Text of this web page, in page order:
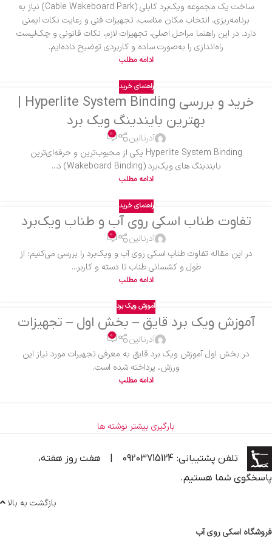
ساخت یک مجموعه ویک‌برد کابلی (Cable Wakeboard Park) نیاز به
برنامه‌ریزی، انتخاب مکان مناسب، تجهیزات فنی و رعایت نکات ایمنی
دارد. در این راهنما مراحل اصلی، تجهیزات لازم، نکات قانونی و چک‌لیست
راه‌اندازی را به‌صورت ساده و کاربردی توضیح داده‌ایم.
ادامه مطلب
راهنمای خرید
بهترین بایندینگ ویک برد
آدرنالین 0
Hyperlite System Binding یکی از محبوب‌ترین و حرفه‌ای‌ترین
بایندینگ های ویک‌برد (Wakeboard Binding) د...
ادامه مطلب
راهنمای خرید
تفاوت طناب اسکی روی آب و طناب ویک‌برد
آدرنالین 0
در این مقاله تفاوت طناب اسکی روی آب و ویک‌برد را بررسی می‌کنیم؛ از
طول و کشسانی طناب تا دسته و کاربر...
ادامه مطلب
آموزش ویک برد
آموزش ویک برد قایق – بخش اول – تجهیزات
آدرنالین 0
در بخش اول آموزش ویک برد قایق به معرفی تجهیرات مورد نیاز این
ورزش، پرداخته شده است.
ادامه مطلب
بارگیری بیشتر نوشته ها
تلفن پشتیبانی: 09203715124
هفت روز هفته،
پاسخگوی شما هستیم.
بازگشت به بالا
فروشگاه اسکی روی آب